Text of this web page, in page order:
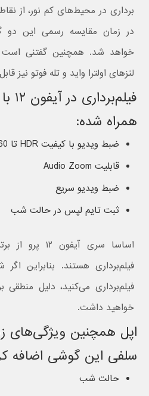
برداری در محیط‌های کم نور، از
در زمان مقایسه رسمی این دو
لنز‌های اولترا واید و تله فوتو نیز
همراه شده:
ضبط ویدیو با کیفیت HDR تا 60 فریم برثانیه
قابلیت Audio Zoom
ضبط ویدیو سریع
ثبت تایم لپس در حالت شب
اساسا سری
فیلم‌برداری هستند. بنابراین
فیلم‌برداری می‌کنید، دلیل
خواهید داشت.
اپل همچنین ویژگی‌های
سلفی این گوشی اضافه
حالت شب